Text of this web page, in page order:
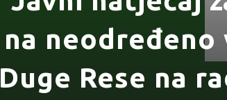
na neodređeno
Duge Rese na